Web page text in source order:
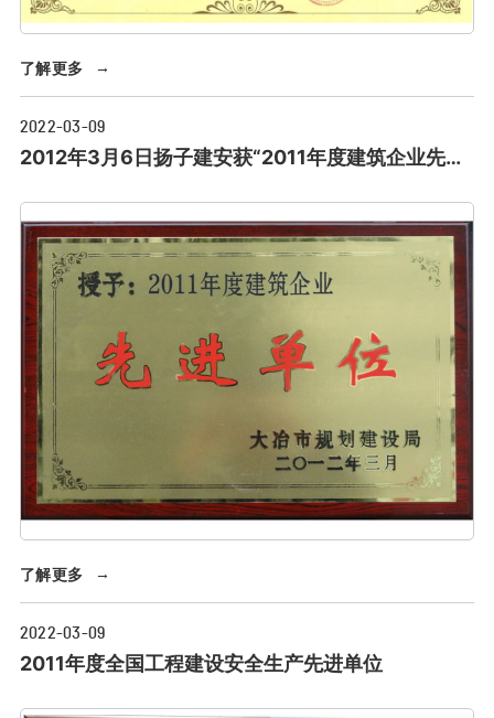
了解更多 →
2022-03-09
2012年3月6日扬子建安获“2011年度建筑企业先进
了解更多 →
2022-03-09
2011年度全国工程建设安全生产先进单位